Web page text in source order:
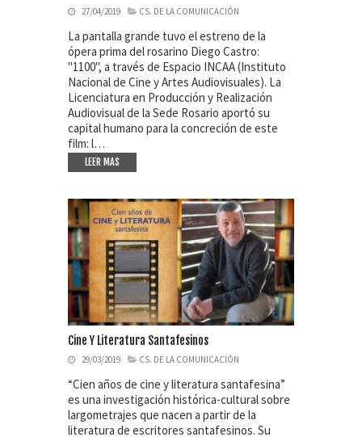
27/04/2019 CS. DE LA COMUNICACIÓN
La pantalla grande tuvo el estreno de la
ópera prima del rosarino Diego Castro:
"1100", a través de Espacio INCAA (Instituto
Nacional de Cine y Artes Audiovisuales). La
Licenciatura en Producción y Realización
Audiovisual de la Sede Rosario aportó su
capital humano para la concreción de este
film: l…
LEER MAS
Cine Y Literatura Santafesinos
29/03/2019 CS. DE LA COMUNICACIÓN
“Cien años de cine y literatura santafesina”
es una investigación histórica-cultural sobre
largometrajes que nacen a partir de la
literatura de escritores santafesinos. Su